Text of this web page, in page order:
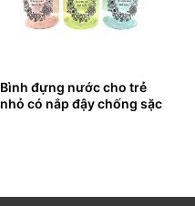
Bình đựng nước cho trẻ
nhỏ có nắp đậy chống sặc